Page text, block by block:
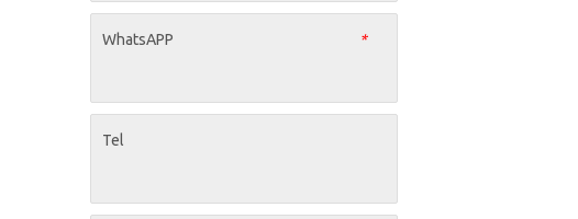
*
WhatsAPP
Tel